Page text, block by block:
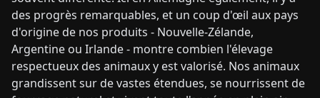
des progrès remarquables, et un coup d'œil aux pays
d'origine de nos produits - Nouvelle-Zélande,
Argentine ou Irlande - montre combien l'élevage
respectueux des animaux y est valorisé. Nos animaux
grandissent sur de vastes étendues, se nourrissent de